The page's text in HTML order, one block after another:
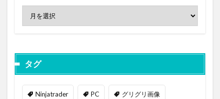
タグ
Ninjatrader PC グリグリ画像